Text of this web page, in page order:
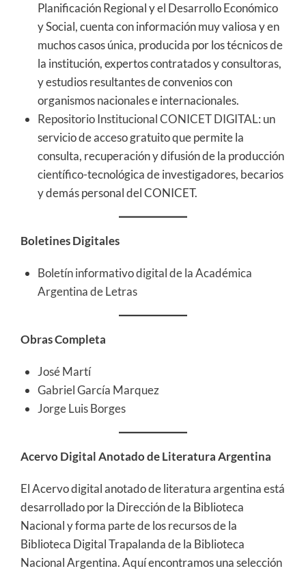
Planificación Regional y el Desarrollo Económico
y Social, cuenta con información muy valiosa y en
muchos casos única, producida por los técnicos de
la institución, expertos contratados y consultoras,
y estudios resultantes de convenios con
organismos nacionales e internacionales.
Repositorio Institucional CONICET DIGITAL: un
servicio de acceso gratuito que permite la
consulta, recuperación y difusión de la producción
científico-tecnológica de investigadores, becarios
y demás personal del CONICET.
Boletines Digitales
Boletín informativo digital de la Académica
Argentina de Letras
Obras Completa
José Martí
Gabriel García Marquez
Jorge Luis Borges
Acervo Digital Anotado de Literatura Argentina
El Acervo digital anotado de literatura argentina está
desarrollado por la Dirección de la Biblioteca
Nacional y forma parte de los recursos de la
Biblioteca Digital Trapalanda de la Biblioteca
Nacional Argentina. Aquí encontramos una selección